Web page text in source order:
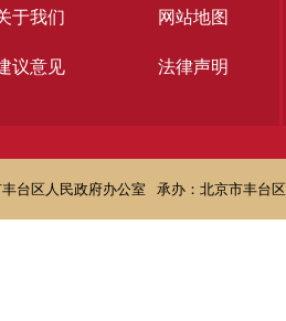
于我们 网站地图
议意见 法律声明
台区人民政府办公室 承办：北京市丰台